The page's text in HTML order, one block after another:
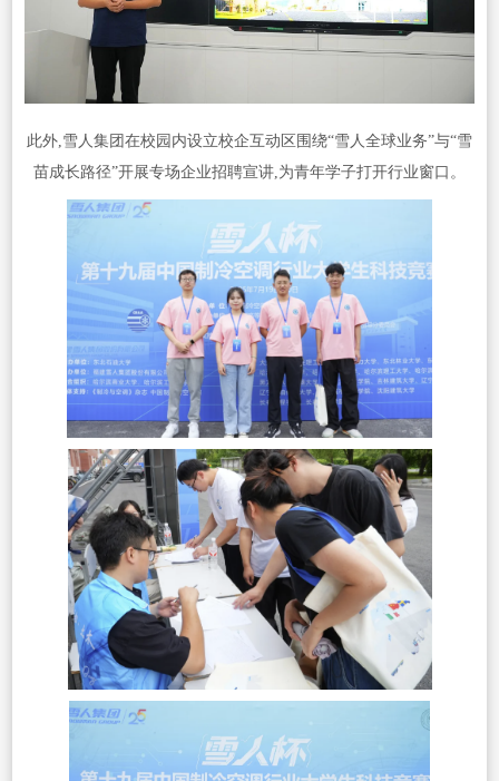
此外,雪人集团在校园内设立校企互动区围绕“雪人全球业务”与“雪
苗成长路径”开展专场企业招聘宣讲,为青年学子打开行业窗口。